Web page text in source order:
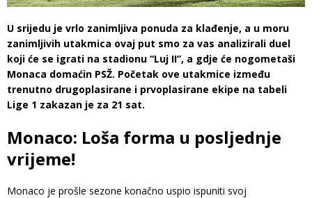
U srijedu je vrlo zanimljiva ponuda za klađenje, a u moru
zanimljivih utakmica ovaj put smo za vas analizirali duel
koji će se igrati na stadionu “Luj II”, a gdje će nogometaši
Monaca domaćin PSŽ. Početak ove utakmice između
trenutno drugoplasirane i prvoplasirane ekipe na tabeli
Lige 1 zakazan je za 21 sat.
Monaco: Loša forma u posljednje
vrijeme!
Monaco je prošle sezone konačno uspio ispuniti svoj